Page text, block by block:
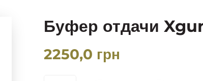
Буфер отдачи
2250,0 грн